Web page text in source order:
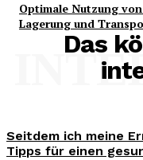
Optimale Nutzung
Lagerung und
Das
Seitdem ich meine
Tipps für einen